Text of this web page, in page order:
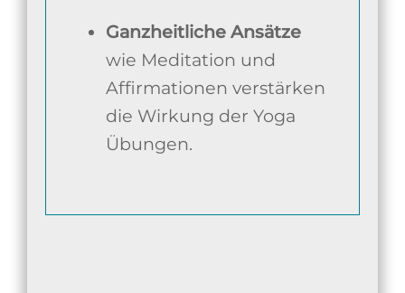
Ganzheitliche Ansätze
wie Meditation und
Affirmationen verstärken
die Wirkung der Yoga
Übungen.